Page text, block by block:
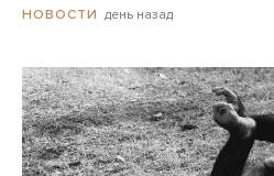
НОВОСТИ день назад